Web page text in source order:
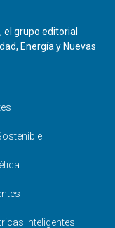
, el grupo editorial
Energía y Nuevas
Inteligentes